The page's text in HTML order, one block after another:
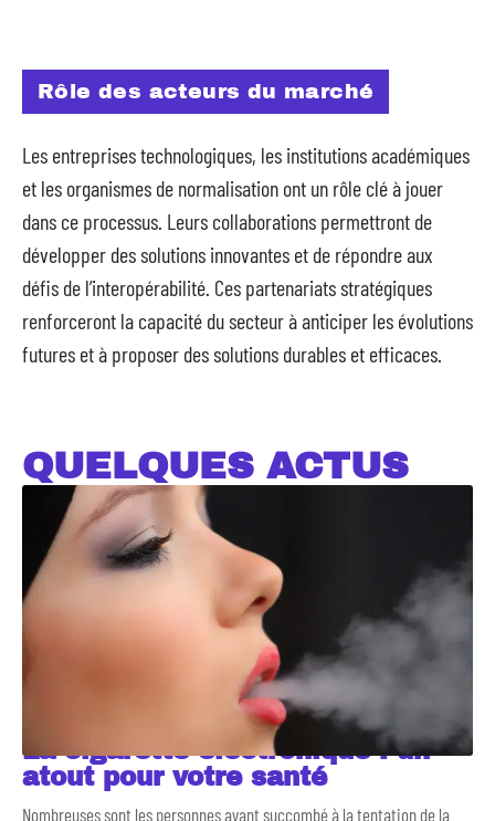
Rôle des acteurs du marché
Les entreprises technologiques, les institutions académiques
et les organismes de normalisation ont un rôle clé à jouer
dans ce processus. Leurs collaborations permettront de
développer des solutions innovantes et de répondre aux
défis de l’interopérabilité. Ces partenariats stratégiques
renforceront la capacité du secteur à anticiper les évolutions
futures et à proposer des solutions durables et efficaces.
QUELQUES ACTUS
La cigarette électronique : un
atout pour votre santé
Nombreuses sont les personnes ayant succombé à la tentation de la